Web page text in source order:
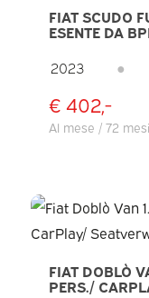
FIAT SCUDO
ESENTE DA
TELECAMERA
2023 ●
€ 402,-
Al mese / 72 mesi
FIAT DOBLÒ
PERS./